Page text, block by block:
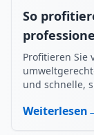
So
Profitieren Sie
und schnelle,
Weiterlesen